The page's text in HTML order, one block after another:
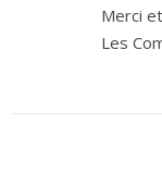
Merci
Les